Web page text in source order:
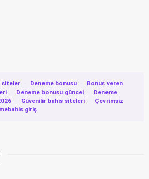
siteler · Deneme bonusu ·
Bonus veren
· Deneme bonusu güncel ·
Deneme
· Güvenilir bahis siteleri ·
Çevrimsiz
giriş